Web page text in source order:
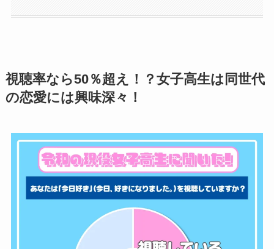
視聴率なら50％超え！？女子高生は同世代
の恋愛には興味深々！